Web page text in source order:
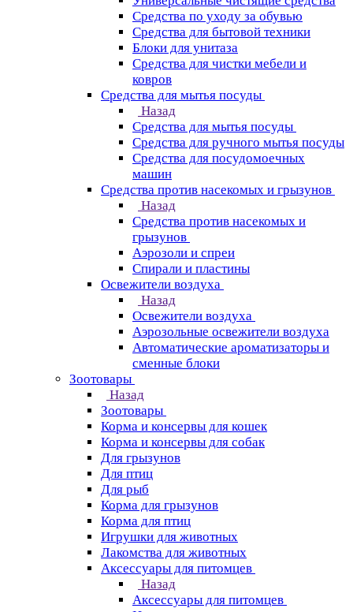
Средства по уходу за обувью
Средства для бытовой техники
Блоки для унитаза
Средства для чистки мебели и
ковров
Средства для мытья посуды
Назад
Средства для мытья посуды
Средства для ручного мытья посуды
Средства для посудомоечных
машин
Средства против насекомых и грызунов
Назад
Средства против насекомых и
грызунов
Аэрозоли и спреи
Спирали и пластины
Освежители воздуха
Назад
Освежители воздуха
Аэрозольные освежители воздуха
Автоматические ароматизаторы и
сменные блоки
Зоотовары
Назад
Зоотовары
Корма и консервы для кошек
Корма и консервы для собак
Для грызунов
Для птиц
Для рыб
Корма для грызунов
Корма для птиц
Игрушки для животных
Лакомства для животных
Аксессуары для питомцев
Назад
Аксессуары для питомцев